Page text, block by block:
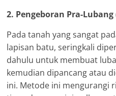
2. Pengeboran Pra-
Pada tanah yang sangat
lapisan batu, seringkali
dahulu untuk membuat
kemudian dipancang atau
ini. Metode ini mengurangi